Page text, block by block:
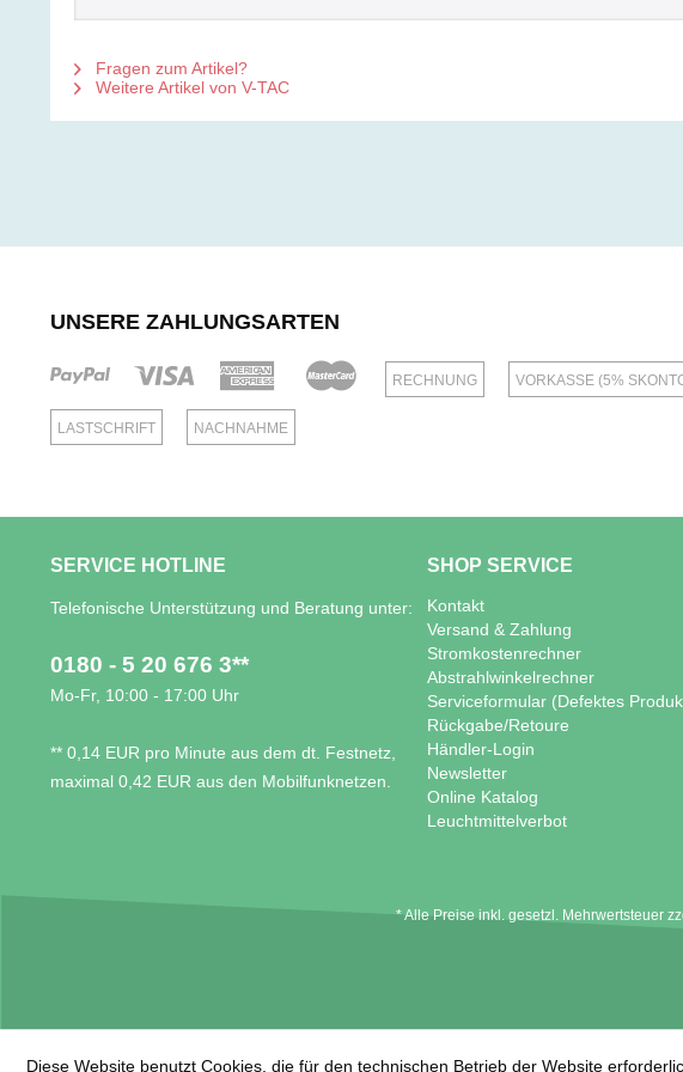
Fragen zum Artikel?
Weitere Artikel von V-TAC
UNSERE ZAHLUNGSARTEN
RECHNUNG VORKASSE (5%
LASTSCHRIFT NACHNAHME
SERVICE HOTLINE
Telefonische Unterstützung und Beratung unter:
0180 - 5 20 676 3**
Mo-Fr, 10:00 - 17:00 Uhr
** 0,14 EUR pro Minute aus dem dt. Festnetz,
maximal 0,42 EUR aus den Mobilfunknetzen.
SHOP SERVICE
Kontakt
Versand & Zahlung
Stromkostenrechner
Abstrahlwinkelrechner
Serviceformular (Defektes
Rückgabe/Retoure
Händler-Login
Newsletter
Online Katalog
Leuchtmittelverbot
* Alle Preise inkl. gesetzl. Mehrwertsteuer
Diese Website benutzt Cookies, die für den technischen Betrieb der Website